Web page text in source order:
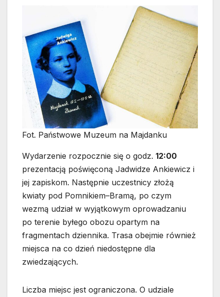
Fot. Państwowe Muzeum na Majdanku
Wydarzenie rozpocznie się o godz. 12:00
prezentacją poświęconą Jadwidze Ankiewicz i
jej zapiskom. Następnie uczestnicy złożą
kwiaty pod Pomnikiem–Bramą, po czym
wezmą udział w wyjątkowym oprowadzaniu
po terenie byłego obozu opartym na
fragmentach dziennika. Trasa obejmie również
miejsca na co dzień niedostępne dla
zwiedzających.
Liczba miejsc jest ograniczona. O udziale